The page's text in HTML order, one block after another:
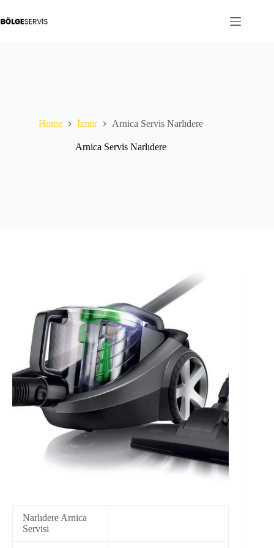
content
Home İzmir Arnica Servis Narlıdere
Arnica Servis Narlıdere
Narlıdere Arnica
Servisi